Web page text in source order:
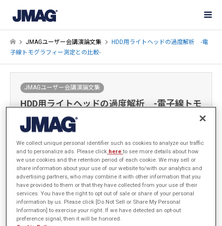
JMAGユーザー会講演論文集
HDD用ライトヘッドの過度解析 -電
子線トモグラフィー測定との比較-
JMAGユーザー会講演論文集
HDD用ライトヘッドの過度解析 -電子線トモ
グラフィー測定との比較-
2002-02-14
PDFダウンロードサービスはご利用いただけません
株式会社日立製作所 中村 公夫
We collect unique personal identifier such as cookies to analyze our traffic
and to personalize ads. Please click hereto see more details about how
we use cookies and the retention period of each cookie. We may sell or
share information about your use of our website to/with our analytics and
advertising partners, who may combine it with other information that you
have provided to them or that they have collected from your use of their
services. You have the right to opt out of sale or share of your personal
information by us. Please click [Do Not Sell or Share My Personal
Information] to exercise your right. If we have detected an opt-out
preference signal, then it will be honored.